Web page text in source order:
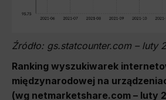
Źródło: gs.statcounter.com – luty
Ranking wyszukiwarek
międzynarodowej na
(wg netmarketshare.com – luty